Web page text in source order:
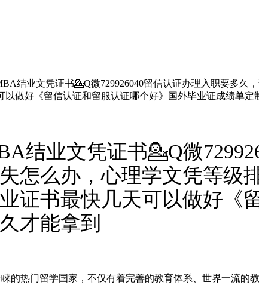
结业文凭证书💁Q微729926040留信认证办理入职要多久
做好《留信认证和留服认证哪个好》国外毕业证成绩单定
结业文凭证书💁Q微
怎么办，心理学文凭等级
证书最快几天可以做好《
才能拿到
的热门留学国家，不仅有着完善的教育体系、世界一流的